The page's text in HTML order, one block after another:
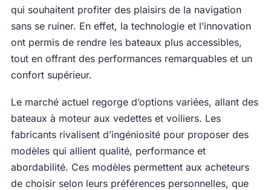
qui souhaitent profiter des plaisirs de la navigation
sans se ruiner. En effet, la technologie et l’innovation
ont permis de rendre les bateaux plus accessibles,
tout en offrant des performances remarquables et un
confort supérieur.
Le marché actuel regorge d’options variées, allant des
bateaux à moteur aux vedettes et voiliers. Les
fabricants rivalisent d’ingéniosité pour proposer des
modèles qui allient qualité, performance et
abordabilité. Ces modèles permettent aux acheteurs
de choisir selon leurs préférences personnelles, que